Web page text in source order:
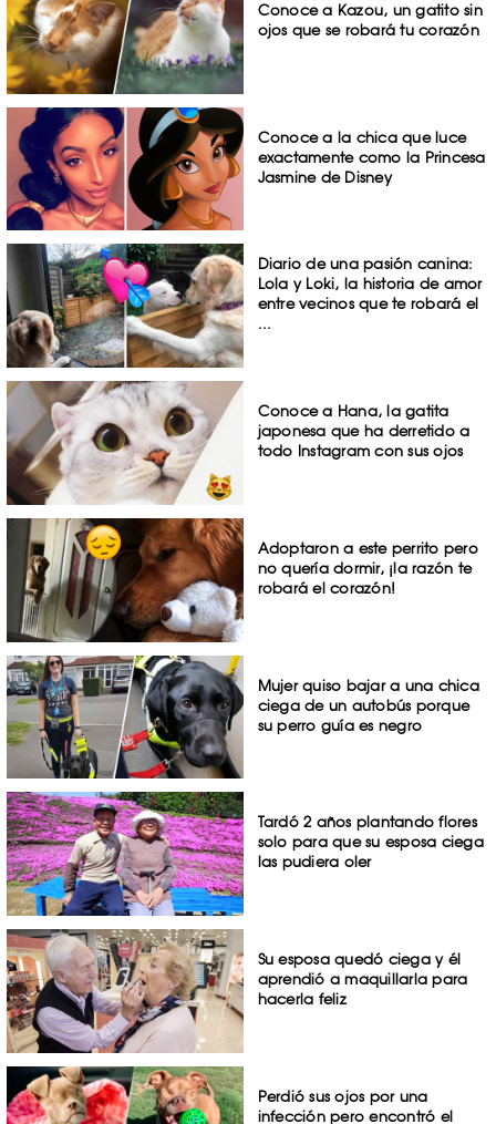
Conoce a Kazou, un gatito sin
ojos que se robará tu corazón
Conoce a la chica que luce
exactamente como la Princesa
Jasmine de Disney
Diario de una pasión canina:
Lola y Loki, la historia de amor
entre vecinos que te robará el
...
Conoce a Hana, la gatita
japonesa que ha derretido a
todo Instagram con sus ojos
Adoptaron a este perrito pero
no quería dormir, ¡la razón te
robará el corazón!
Mujer quiso bajar a una chica
ciega de un autobús porque
su perro guía es negro
Tardó 2 años plantando flores
solo para que su esposa ciega
las pudiera oler
Su esposa quedó ciega y él
aprendió a maquillarla para
hacerla feliz
Perdió sus ojos por una
infección pero encontró el